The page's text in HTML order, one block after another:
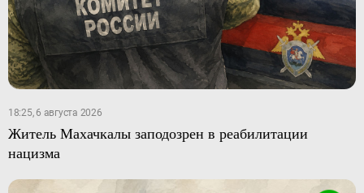
18:25, 6 августа 2026
Житель Махачкалы заподозрен в реабилитации
нацизма